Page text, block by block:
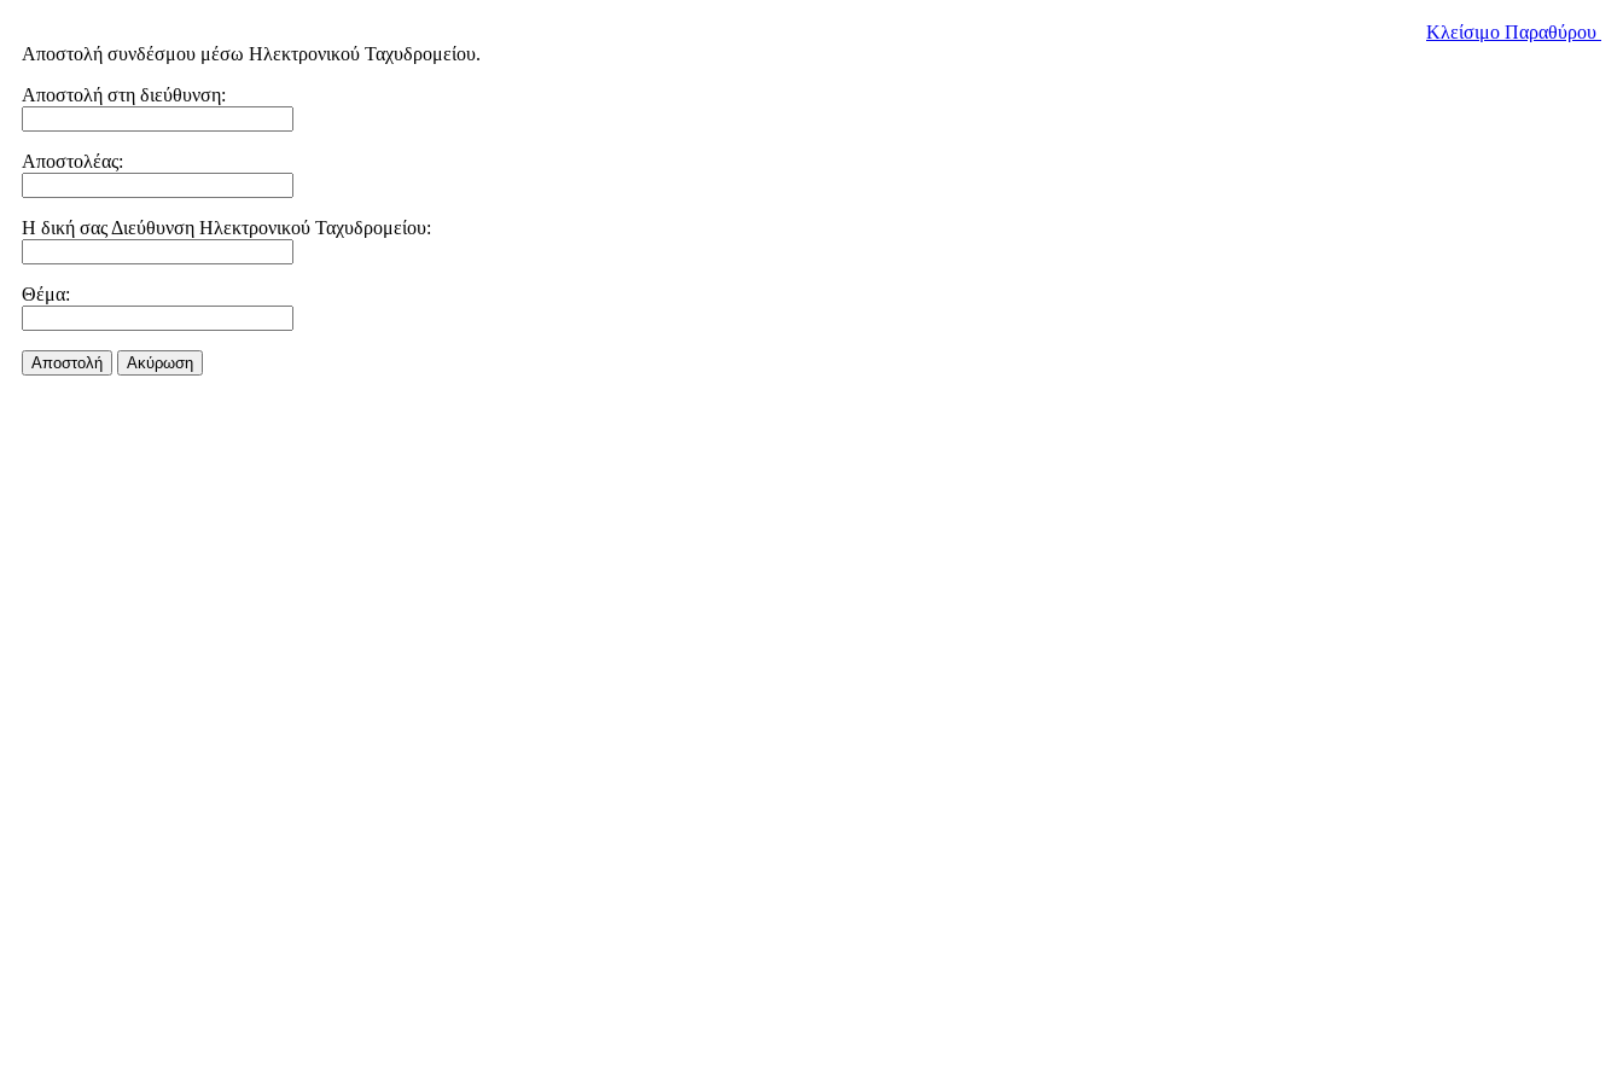
Κλείσιμο Παραθύρου
Αποστολή συνδέσμου μέσω Ηλεκτρονικού Ταχυδρομείου.
Αποστολή στη διεύθυνση:
Αποστολέας:
Η δική σας Διεύθυνση Ηλεκτρονικού Ταχυδρομείου:
Θέμα:
Αποστολή Aκύρωση